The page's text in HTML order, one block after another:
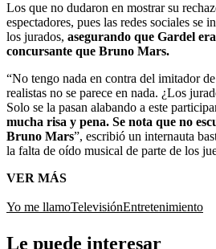
Los que no dudaron en mostrar su
espectadores, pues las redes sociales se
los jurados, asegurando que Gardel
concursante que Bruno Mars.
“No tengo nada en contra del imitador
realistas no se parece en nada. ¿Los
Solo se la pasan alabando a este
mucha risa y pena. Se nota que no
Bruno Mars”, escribió un internauta
la falta de oído musical de parte de los
VER MÁS
Yo me llamoTelevisiónEntretenimiento
Le puede interesar